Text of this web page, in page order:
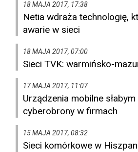
18 MAJA 2017, 17:38
Netia wdraża technologię,
awarie w sieci
18 MAJA 2017, 07:00
Sieci TVK: warmińsko-
17 MAJA 2017, 11:07
Urządzenia mobilne
cyberobrony w firmach
15 MAJA 2017, 08:32
Sieci komórkowe w